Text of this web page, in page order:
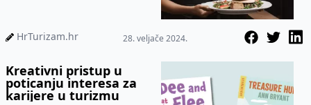
HrTurizam.hr 28. veljače 2024.
Kreativni pristup u
poticanju interesa za
karijere u turizmu